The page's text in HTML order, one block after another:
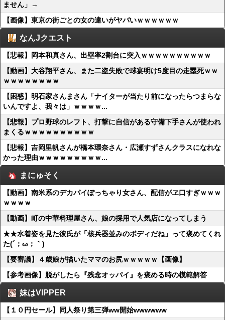
ません」→
【画像】東京の街ごとの女の違いがヤバいｗｗｗｗｗｗ
なんJクエスト
【悲報】岡本和真さん、出塁率2割台に突入ｗｗｗｗｗｗｗｗｗｗ
【動画】大谷翔平さん、また二盗失敗で球宴明け5度目の走塁死ｗｗ
ｗｗｗｗｗｗｗｗ
【困惑】明石家さんまさん「ナイターが当たり前になったらつまらな
いんですよ、我々は」ｗｗｗｗ...
【悲報】プロ野球のレフト、打撃に自信がある守備下手さんが使われ
まくるｗｗｗｗｗｗｗｗｗｗ
【悲報】吉岡里帆さんが橋本環奈さん・広瀬すずさんクラスになれな
かった理由ｗｗｗｗｗｗｗｗｗ...
まにゅそく
【動画】南米系のデカパイぽっちゃり女さん、配信がヱ口すぎｗｗｗ
ｗｗｗｗ
【動画】町の中華料理屋さん、娘の採用で人気店になってしまう
★★水着姿を見た彼氏が「核兵器並みのボディだね」って褒めてくれ
た(´；ω；｀)
【要審議】４歳娘が描いたママのお尻ｗｗｗｗｗ【画像】
【参考画像】脱がしたら『残念オッパイ』を褒める時の模範解答
妹はVIPPER
【１０円セール】同人祭り第三弾ww開始wwwwww